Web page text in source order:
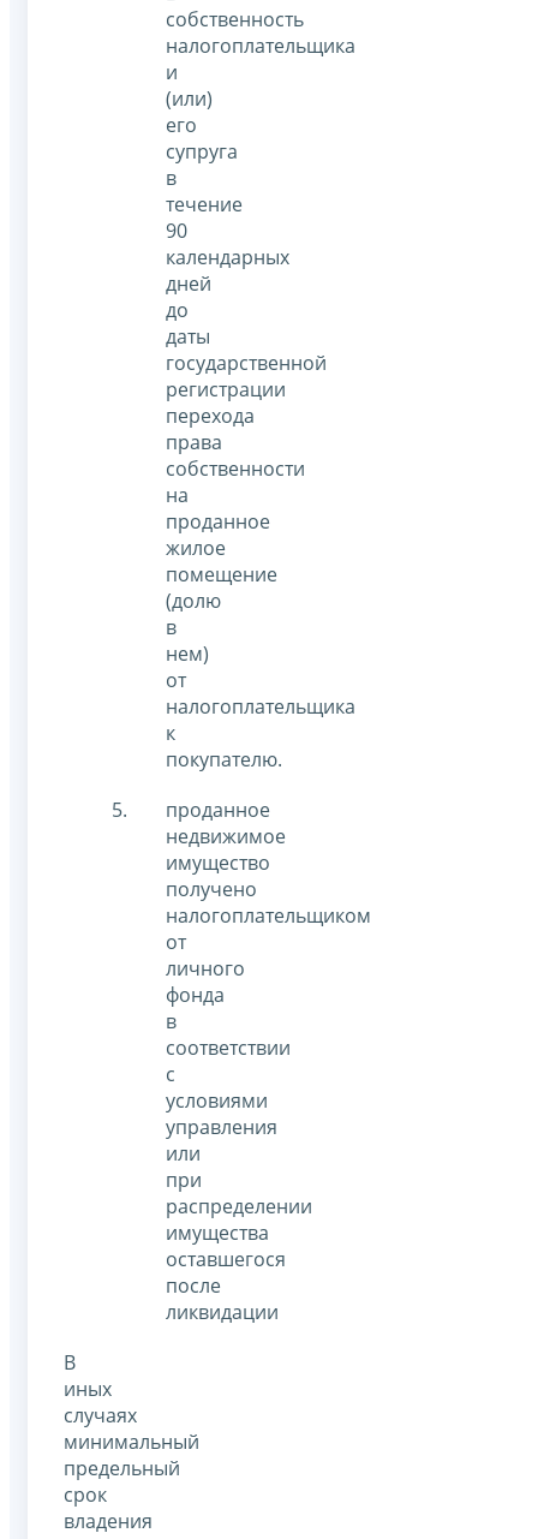
собственность
налогоплательщика
и
(или)
его
супруга
в
течение
90
календарных
дней
до
даты
государственной
регистрации
перехода
права
собственности
на
проданное
жилое
помещение
(долю
в
нем)
от
налогоплательщика
к
покупателю.
проданное
недвижимое
имущество
получено
налогоплательщиком
от
личного
фонда
в
соответствии
с
условиями
управления
или
при
распределении
имущества
оставшегося
после
ликвидации
В
иных
случаях
минимальный
предельный
срок
владения